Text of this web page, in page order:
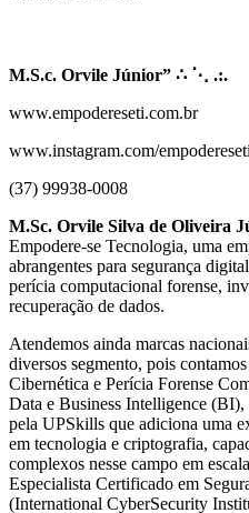
M.S.c. Orvile Júnior” ∴ ⋱ .:.
www.empodereseti.com.br
www.instagram.com/empodereseti
(37) 99938-0008
M.Sc. Orvile Silva de Oliveira
Empodere-se Tecnologia, uma
abrangentes para segurança
perícia computacional forense,
recuperação de dados.
Atendemos ainda marcas
diversos segmento, pois
Cibernética e Perícia Forense
Data e Business Intelligence
pela UPSkills que adiciona uma
em tecnologia e criptografia,
complexos nesse campo em
Especialista Certificado em
(International CyberSecurity